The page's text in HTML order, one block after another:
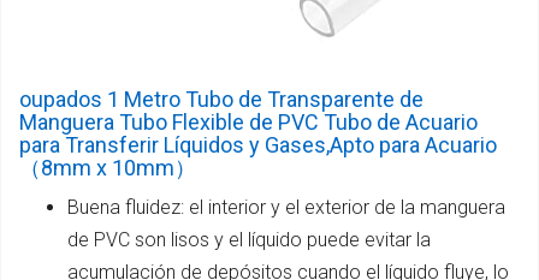
oupados 1 Metro Tubo de Transparente de
Manguera Tubo Flexible de PVC Tubo de Acuario
para Transferir Líquidos y Gases,Apto para Acuario
（8mm x 10mm）
Buena fluidez: el interior y el exterior de la manguera
de PVC son lisos y el líquido puede evitar la
acumulación de depósitos cuando el líquido fluye, lo